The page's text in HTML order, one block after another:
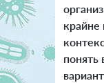
крайне
понять